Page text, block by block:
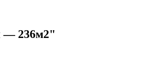
— 236м2"